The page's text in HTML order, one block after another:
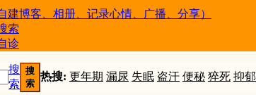
建博客、相册、记录心情、广播、分享）
索
诊
搜
索
搜
索
热搜: 更年期 漏尿 失眠 盗汗 便秘 猝死 抑郁